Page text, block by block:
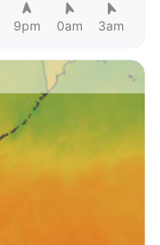
9pm 0am 3am